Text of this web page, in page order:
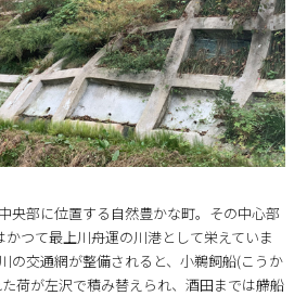
央部に位置する自然豊かな町。その中心部
つて最上川舟運の川港として栄えていま
の交通網が整備されると、小鵜飼船(こうか
荷が左沢で積み替えられ、酒田までは艜船